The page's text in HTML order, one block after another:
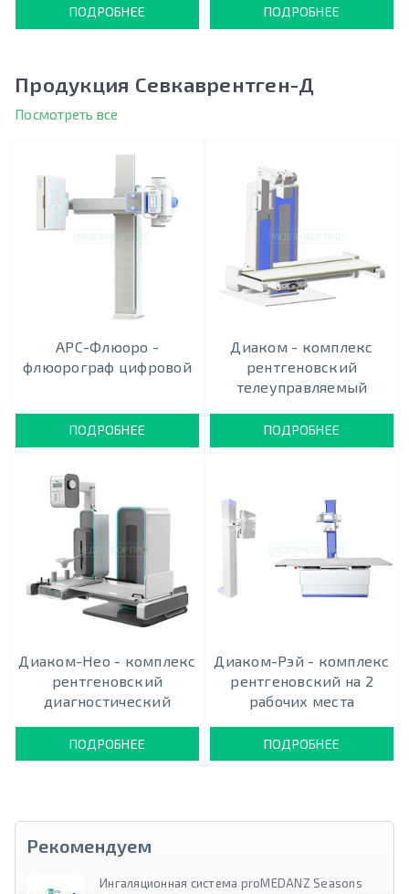
ПОДРОБНЕЕ ПОДРОБНЕЕ
Продукция Севкаврентген-Д
Посмотреть все
АРС-Флюоро -
флюорограф цифровой
ПОДРОБНЕЕ
Диаком - комплекс
рентгеновский
телеуправляемый
ПОДРОБНЕЕ
Диаком-Нео - комплекс
рентгеновский
диагностический
ПОДРОБНЕЕ
Диаком-Рэй - комплекс
рентгеновский на 2
рабочих места
ПОДРОБНЕЕ
Рекомендуем
Ингаляционная система proMEDANZ Seasons